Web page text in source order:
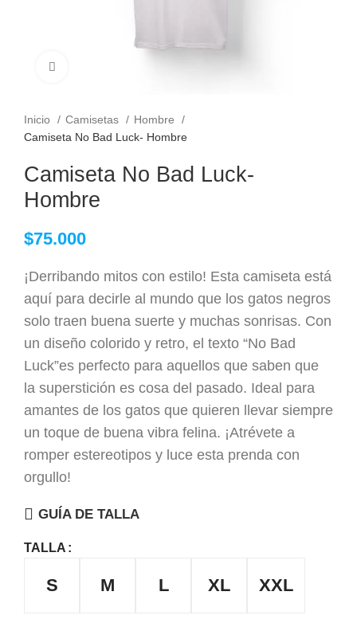
Inicio Camisetas
Hombre
Camiseta No Bad Luck- Hombre
Camiseta No Bad Luck-
Hombre
$75.000
¡Derribando mitos con estilo! Esta camiseta está
aquí para decirle al mundo que los gatos negros
solo traen buena suerte y muchas sonrisas. Con
un diseño colorido y retro, el texto “No Bad
Luck”es perfecto para aquellos que saben que
la superstición es cosa del pasado. Ideal para
amantes de los gatos que quieren llevar siempre
un toque de buena vibra felina. ¡Atrévete a
romper estereotipos y luce esta prenda con
orgullo!
GUÍA DE TALLA
TALLA
S M L XL XXL